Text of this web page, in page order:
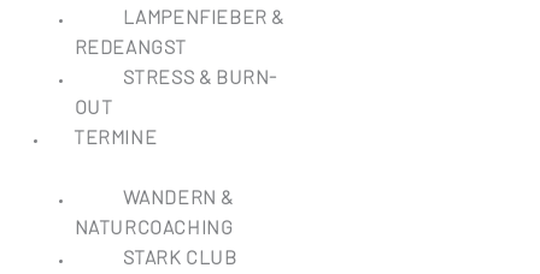
LAMPENFIEBER &
REDEANGST
STRESS & BURN-
OUT
TERMINE
WANDERN &
NATURCOACHING
STARK CLUB